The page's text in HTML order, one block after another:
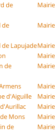
de
de
de Lapujade
de
d'Aiguille
Mons
de